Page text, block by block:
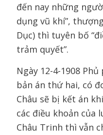
đến nay những
dụng vũ khí”,
Dục) thì tuyên bố
trảm quyết”.
Ngày 12-4-1908
bản án thứ hai, có
Châu sẽ bị kết án
các điều khoản của
Châu Trinh thì vẫn